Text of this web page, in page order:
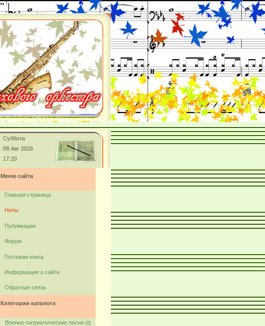
" |
Суббота
08 Авг 2026
17:20
Меню сайта
Главная страница
Ноты
Публикации
Форум
Гостевая книга
Информация о сайте
Обратная связь
Категории каталога
Военно-патриотические песни [8]